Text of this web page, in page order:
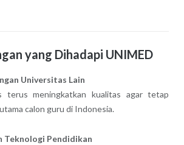
yang Dihadapi UNIMED
Universitas Lain
terus meningkatkan kualitas agar tetap
calon guru di Indonesia.
Teknologi Pendidikan